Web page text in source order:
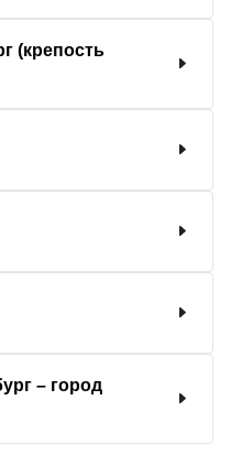
(крепость
– город